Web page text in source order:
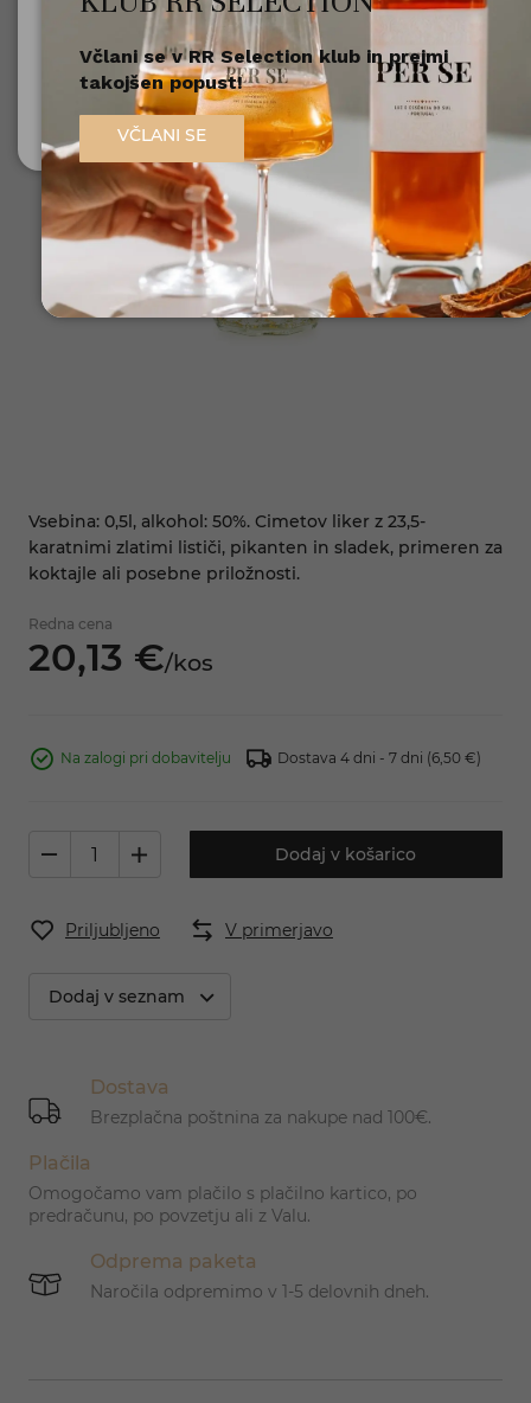
Vsebina: 0,5l, alkohol: 50%. Cimetov liker z 23,5-
karatnimi zlatimi lističi, pikanten in sladek, primeren za
koktajle ali posebne priložnosti.
Redna cena
20,13 €/kos
Na zalogi pri dobavitelju Dostava 4 dni - 7 dni (6,50 €)
Dodaj v košarico
Priljubljeno V primerjavo
Dodaj v seznam
Dostava
Brezplačna poštnina za nakupe nad 100€.
Plačila
Omogočamo vam plačilo s plačilno kartico, po
predračunu, po povzetju ali z Valu.
Odprema paketa
Naročila odpremimo v 1-5 delovnih dneh.
Nisem polnoleten
Sem polnoleten (18+)
Včlani se v RR Selection klub in prejmi
takojšen popust!
VČLANI SE